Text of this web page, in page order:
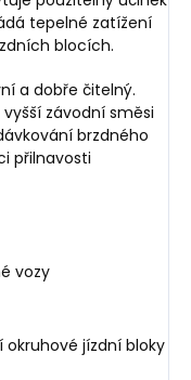
tepelné zatížení
blocích.
a dobře čitelný.
závodní směsi
brzdného
přilnavosti
vozy
jízdní bloky